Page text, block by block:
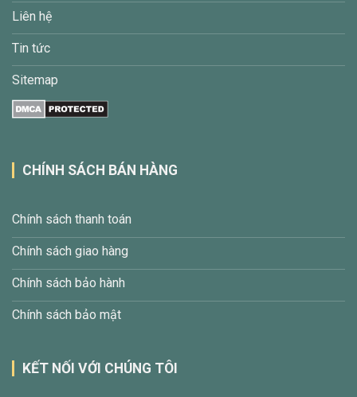
Liên hệ
Tin tức
Sitemap
CHÍNH SÁCH BÁN HÀNG
Chính sách thanh toán
Chính sách giao hàng
Chính sách bảo hành
Chính sách bảo mật
KẾT NỐI VỚI CHÚNG TÔI